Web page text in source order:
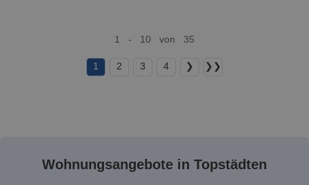
1 - 10 von 35
1 2 3 4 ❯ ❯❯
Wohnungsangebote in Topstädten